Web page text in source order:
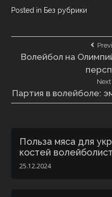
Posted in Без рубрики
Навигация
записям
Волейбол на
Next
Партия в волейболе:
Польза мяса для
костей
25.12.2024